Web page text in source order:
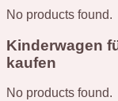
No products found.
Kinderwagen
kaufen
No products found.